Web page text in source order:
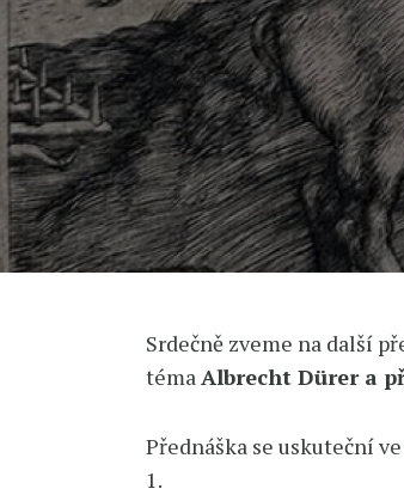
Srdečně zveme na další
témaAlbrecht Dürer a
Přednáška se uskuteční
1.